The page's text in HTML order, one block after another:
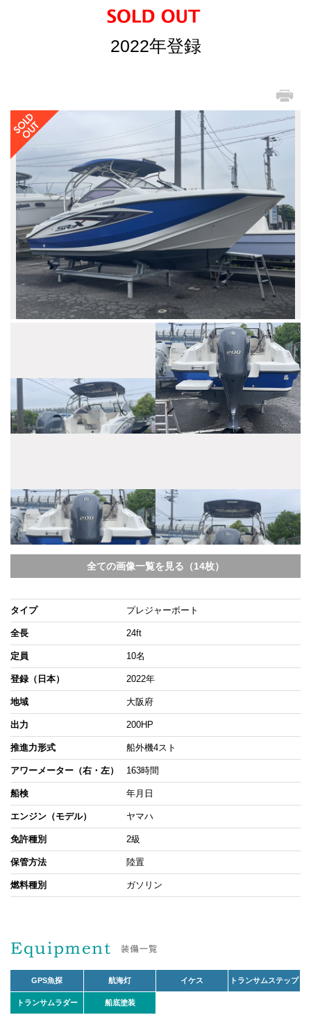
2022年登録
全ての画像一覧を見る（14枚）
タイプ プレジャーボート
全長 24ft
定員 10名
登録（日本） 2022年
地域 大阪府
出力 200HP
推進力形式 船外機4スト
アワーメーター（右・左） 163時間
船検 年月日
エンジン（モデル） ヤマハ
免許種別 2級
保管方法 陸置
燃料種別 ガソリン
GPS魚探 航海灯 イケス トランサムステップ
トランサムラダー 船底塗装